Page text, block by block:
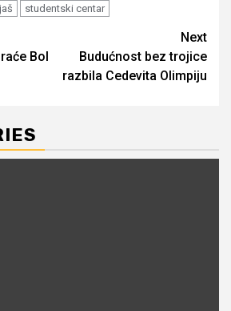
studentski centar
Bol
Next
Budućnost bez trojice
razbila Cedevita Olimpiju